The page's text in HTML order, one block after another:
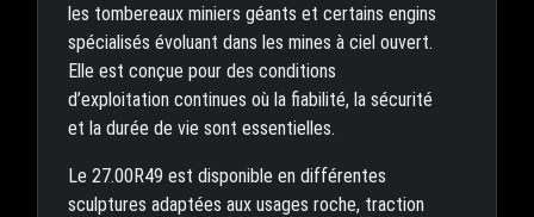
les tombereaux miniers géants et certains engins
spécialisés évoluant dans les mines à ciel ouvert.
Elle est conçue pour des conditions
d’exploitation continues où la fiabilité, la sécurité
et la durée de vie sont essentielles.
Le 27.00R49 est disponible en différentes
sculptures adaptées aux usages roche, traction